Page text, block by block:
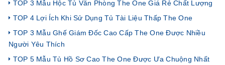
TOP 3 Mẫu Hộc Tủ Văn Phòng The One Giá Rẻ Chất Lượng
TOP 4 Lợi Ích Khi Sử Dụng Tủ Tài Liệu Thấp The One
TOP 3 Mẫu Ghế Giám Đốc Cao Cấp The One Được Nhiều
Người Yêu Thích
TOP 5 Mẫu Tủ Hồ Sơ Cao The One Được Ưa Chuộng Nhất